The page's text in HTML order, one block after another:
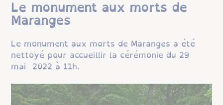
Le monument aux morts de
Maranges
Le monument aux morts de Maranges a été
nettoyé pour accueillir la cérémonie du 29
mai 2022 à 11h.